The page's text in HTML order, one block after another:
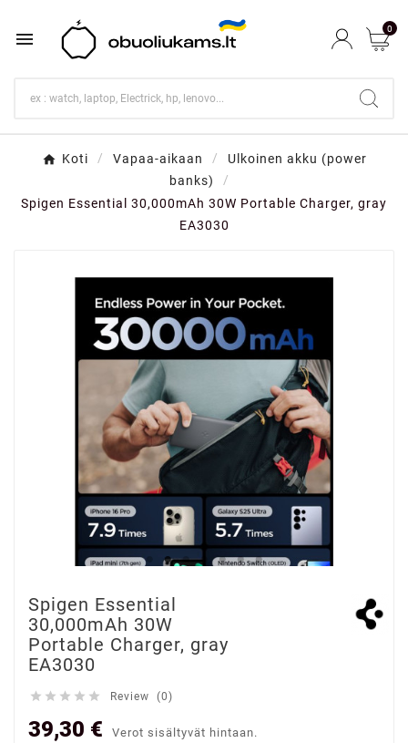
 0
Koti Vapaa-aikaan
Ulkoinen akku (power
banks)
Spigen Essential 30,000mAh 30W Portable Charger, gray
EA3030
Spigen Essential
30,000mAh 30W
Portable Charger, gray
EA3030
     Review (0)
39,30 € Verot sisältyvät hintaan.